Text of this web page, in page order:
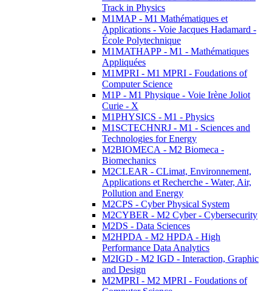
Track in Physics
M1MAP - M1 Mathématiques et
Applications - Voie Jacques Hadamard -
École Polytechnique
M1MATHAPP - M1 - Mathématiques
Appliquées
M1MPRI - M1 MPRI - Foudations of
Computer Science
M1P - M1 Physique - Voie Irène Joliot
Curie - X
M1PHYSICS - M1 - Physics
M1SCTECHNRJ - M1 - Sciences and
Technologies for Energy
M2BIOMECA - M2 Biomeca -
Biomechanics
M2CLEAR - CLimat, Environnement,
Applications et Recherche - Water, Air,
Pollution and Energy
M2CPS - Cyber Physical System
M2CYBER - M2 Cyber - Cybersecurity
M2DS - Data Sciences
M2HPDA - M2 HPDA - High
Performance Data Analytics
M2IGD - M2 IGD - Interaction, Graphic
and Design
M2MPRI - M2 MPRI - Foudations of